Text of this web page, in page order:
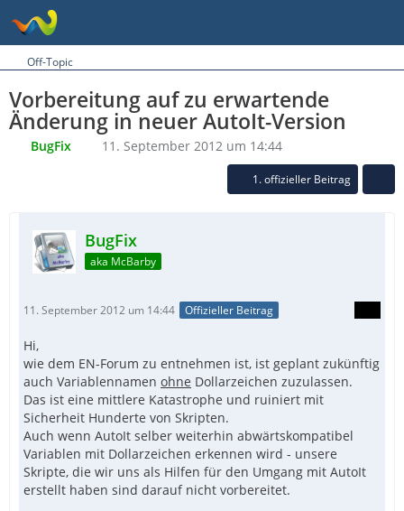
Off-Topic
Vorbereitung auf zu erwartende
Änderung in neuer AutoIt-Version
BugFix 11. September 2012 um 14:44
1. offizieller Beitrag
BugFix
aka McBarby
11. September 2012 um 14:44 Offizieller Beitrag
Hi,
wie dem EN-Forum zu entnehmen ist, ist geplant zukünftig
auch Variablennamen ohne Dollarzeichen zuzulassen.
Das ist eine mittlere Katastrophe und ruiniert mit
Sicherheit Hunderte von Skripten.
Auch wenn AutoIt selber weiterhin abwärtskompatibel
Variablen mit Dollarzeichen erkennen wird - unsere
Skripte, die wir uns als Hilfen für den Umgang mit AutoIt
erstellt haben sind darauf nicht vorbereitet.